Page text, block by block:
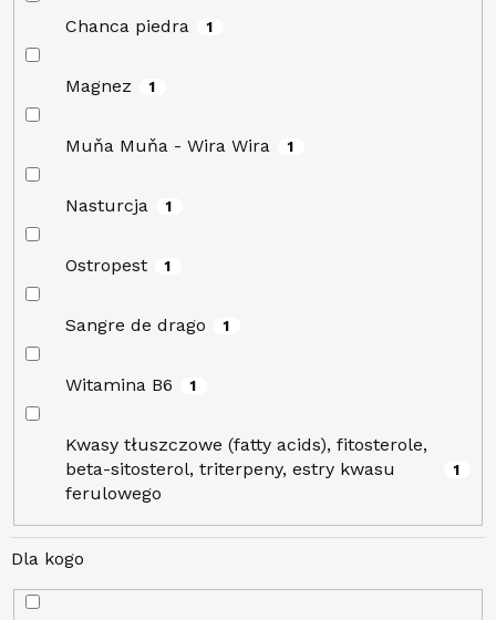
Chanca piedra 1
Magnez 1
Muňa Muňa - Wira Wira 1
Nasturcja 1
Ostropest 1
Sangre de drago 1
Witamina B6 1
Kwasy tłuszczowe (fatty acids), fitosterole,
beta-sitosterol, triterpeny, estry kwasu
ferulowego
1
Dla kogo